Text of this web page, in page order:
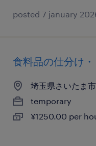
posted 7 january
食料品の仕分け
埼玉県さいたま
temporary
¥1250.00 per